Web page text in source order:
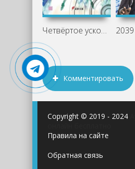
Четвёртое ускорение - Рэки Кавахара
Комментировать
Copyright © 2019 - 2024
Правила на сайте
Обратная связь